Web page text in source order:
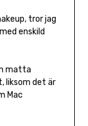
tror jag
enskild
matta
liksom det är
Mac